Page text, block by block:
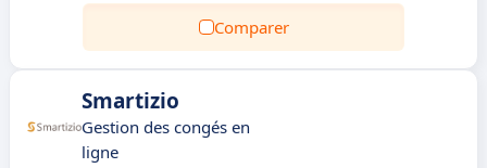
Comparer
Smartizio
Gestion des congés en
ligne